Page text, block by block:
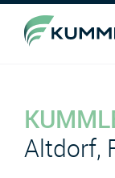
Altdorf,